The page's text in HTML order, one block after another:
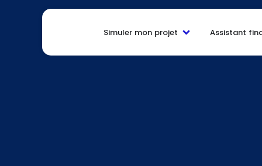
Simuler mon projet Assistant